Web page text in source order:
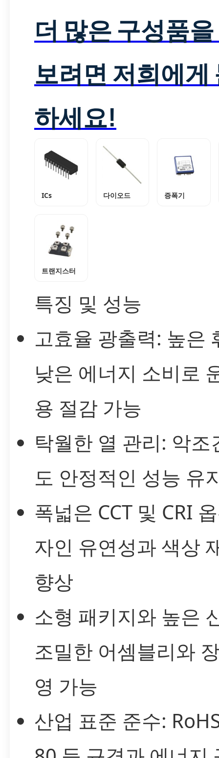
더 많은 구성품
보려면 저희에게
하세요!
ICs 다이오드 증폭기
트랜지스터
특징 및 성능
고효율 광출력: 높은
낮은 에너지 소비로
용 절감 가능
탁월한 열 관리: 악조
도 안정적인 성능 유
폭넓은 CCT 및 CRI
자인 유연성과 색상
향상
소형 패키지와 높은
조밀한 어셈블리와
영 가능
산업 표준 준수: